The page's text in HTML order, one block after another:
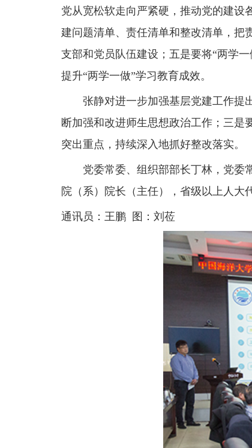
党从宽松软走向严紧硬，推动党的建设
建问题清单、责任清单和整改清单，把
支部和党员队伍建设；五是要将“两学
提升“两学一做”学习教育成效。
张静对进一步加强基层党建工作提出
断加强和改进师生思想政治工作；三是
突出重点，持续深入地抓好整改落实。
党委常委、组织部部长丁林，党委常
院（系）院长（主任），省级以上人大
通讯员：王鹏 图：刘莅